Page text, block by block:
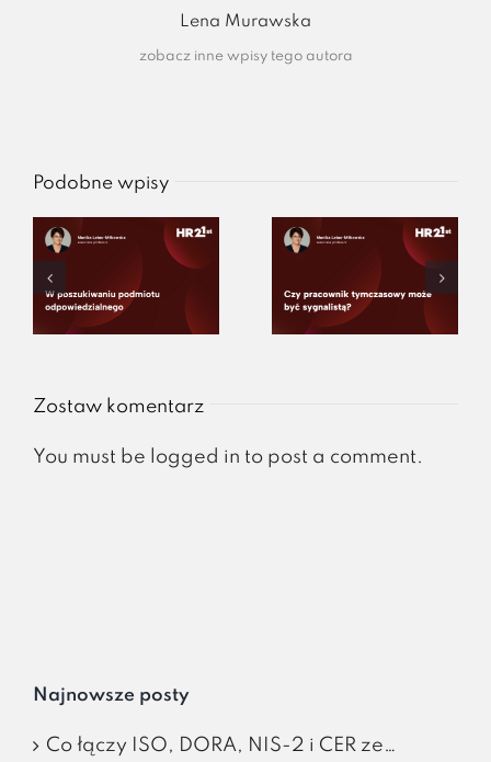
Lena Murawska
zobacz inne wpisy tego autora
Podobne wpisy
Zostaw komentarz
You must be logged in to post a comment.
Najnowsze posty
Co łączy ISO, DORA, NIS-2 i CER ze…